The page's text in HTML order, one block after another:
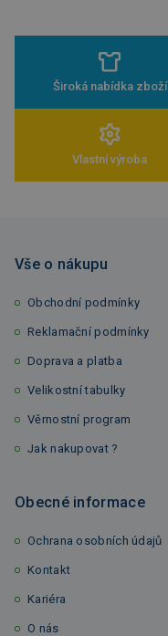
Široká nabídka zboží
Vlastní výroba
Vše o nákupu
Obchodní podmínky
Reklamační podmínky
Doprava a platba
Velikostní tabulky
Věrnostní program
Jak nakupovat ?
Obecné informace
Ochrana osobních údajů
Kontakt
Kariéra
O nás